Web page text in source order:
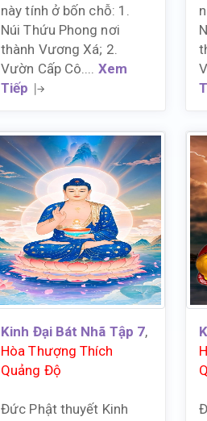
này tính ở bốn chỗ: 1.
Núi Thứu Phong nơi
thành Vương Xá; 2.
Vườn Cấp Cô.... Xem
Tiếp
Kinh Đại Bát Nhã Tập 7,
Hòa Thượng Thích
Quảng Độ
Đức Phật thuyết Kinh